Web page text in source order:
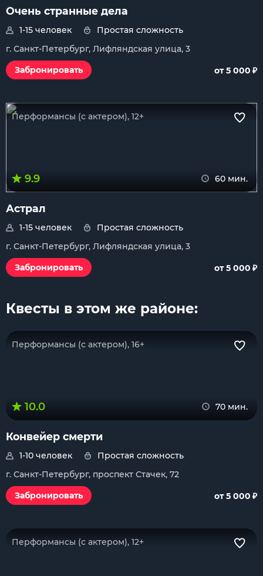
Очень странные дела
1-15 человек
Простая сложность
г. Санкт-Петербург, Лифляндская улица, 3
Забронировать
от 5 000 ₽
Перформансы (с актером), 12+
9.9 60 мин.
Астрал
1-15 человек
Простая сложность
г. Санкт-Петербург, Лифляндская улица, 3
Забронировать
от 5 000 ₽
Квесты в этом же районе:
Перформансы (с актером), 16+
10.0 70 мин.
Конвейер смерти
1-10 человек
Простая сложность
г. Санкт-Петербург, проспект Стачек, 72
Забронировать
от 5 000 ₽
Перформансы (с актером), 12+